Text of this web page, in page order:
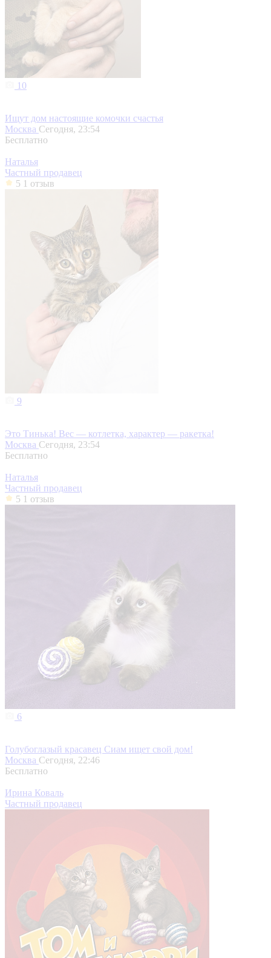
10
Ищут дом настоящие комочки счастья
Москва Сегодня, 23:54
Бесплатно
Наталья
Частный продавец
5 1 отзыв
9
Это Тинька! Вес — котлетка, характер — ракетка!
Москва Сегодня, 23:54
Бесплатно
Наталья
Частный продавец
5 1 отзыв
6
Голубоглазый красавец Сиам ищет свой дом!
Москва Сегодня, 22:46
Бесплатно
Ирина Коваль
Частный продавец